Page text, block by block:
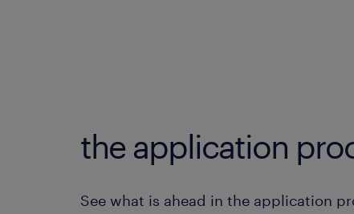
the application
See what is ahead in the application